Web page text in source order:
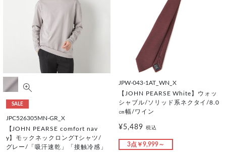
SALE
JPC526305MN-GR_X
【JOHN PEARSE comfort nav
y】モックネックロングTシャツ/
グレー/「吸汗速乾」「接触冷感」
JPW-043-1AT_WN_X
【JOHN PEARSE White】ウォッ
シャブル/ソリッド系ネクタイ/8.0
㎝幅/ワイン
¥5,489 税込
3点￥9,999～